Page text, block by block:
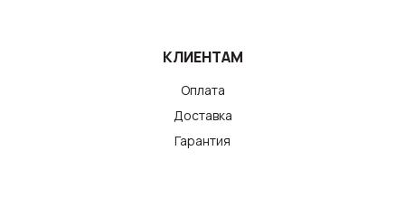
КЛИЕНТАМ
Оплата
Доставка
Гарантия